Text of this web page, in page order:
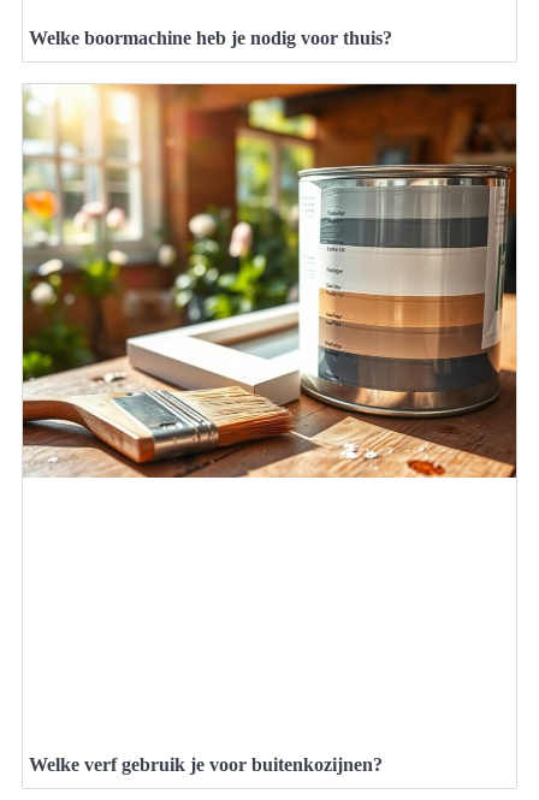
Welke boormachine heb je nodig voor thuis?
Welke verf gebruik je voor buitenkozijnen?